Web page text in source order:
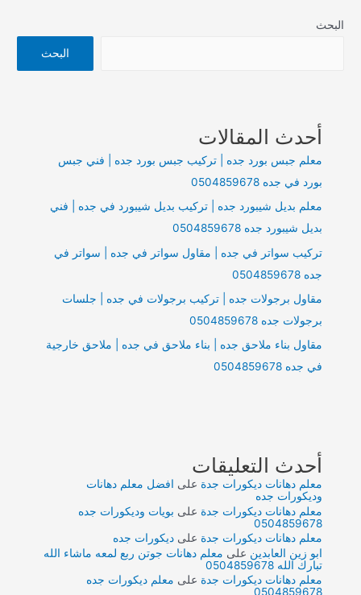
بورد
البحث
البحث
أحدث المقالات
معلم جبس بورد جده | تركيب جبس بورد جده | فني جبس
بورد في جده 0504859678
معلم بديل شيبورد جده | تركيب بديل شيبورد في جده | فني
بديل شيبورد جده 0504859678
تركيب سواتر في جده | مقاول سواتر في جده | سواتر في
جده 0504859678
مقاول برجولات جده | تركيب برجولات في جده | جلسات
برجولات جده 0504859678
مقاول بناء ملاحق جده | بناء ملاحق في جده | ملاحق خارجية
في جده 0504859678
أحدث التعليقات
معلم دهانات ديكورات جدة على افضل معلم دهانات
وديكورات جده
معلم دهانات ديكورات جدة على بويات وديكورات جده
0504859678
معلم دهانات ديكورات جدة علىديكورات جده
ابو زين العابدين على معلم دهانات جوتن ربع لمعه ماشاء الله
تبارك الله 0504859678
معلم دهانات ديكورات جدة على معلم ديكورات جده
0504859678